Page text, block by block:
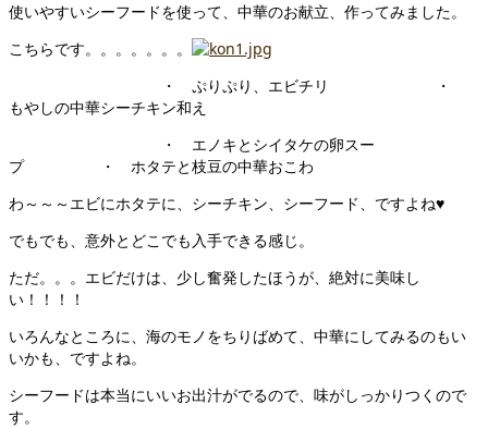
使いやすいシーフードを使って、中華のお献立、作ってみました。
こちらです。。。。。。。
・ ぷりぷり、エビチリ ・
もやしの中華シーチキン和え
・ エノキとシイタケの卵スー
プ ・ ホタテと枝豆の中華おこわ
わ～～～エビにホタテに、シーチキン、シーフード、ですよね♥
でもでも、意外とどこでも入手できる感じ。
ただ。。。エビだけは、少し奮発したほうが、絶対に美味し
い！！！！
いろんなところに、海のモノをちりばめて、中華にしてみるのもい
いかも、ですよね。
シーフードは本当にいいお出汁がでるので、味がしっかりつくので
す。